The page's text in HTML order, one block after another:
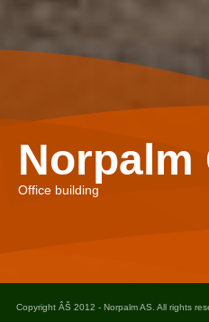
Norpalm
Office building
Copyright ÂŠ 2012 - Norpalm AS. All rights